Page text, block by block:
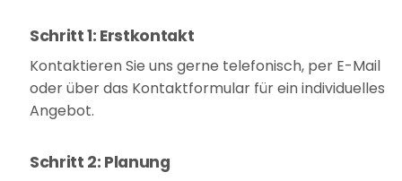
Schritt 1: Erstkontakt
Kontaktieren Sie uns gerne telefonisch, per E-Mail
oder über das Kontaktformular für ein individuelles
Angebot.
Schritt 2: Planung